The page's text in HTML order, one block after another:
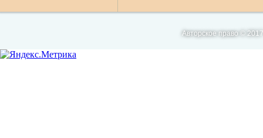
Авторское право ©